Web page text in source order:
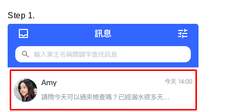
Step 1.